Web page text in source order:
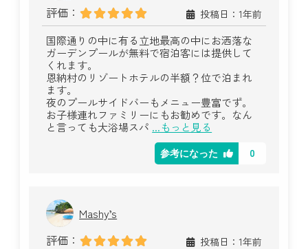
評価：
投稿日：1年前
国際通りの中に有る立地最高の中にお洒落な
ガーデンプールが無料で宿泊客には提供して
くれます。
恩納村のリゾートホテルの半額？位で泊まれ
ます。
夜のプールサイドバーもメニュー豊富でず。
お子様連れファミリーにもお勧めです。なん
と言っても大浴場スパ ...もっと見る
参考になった 0
Mashy’s
評価：
投稿日：1年前